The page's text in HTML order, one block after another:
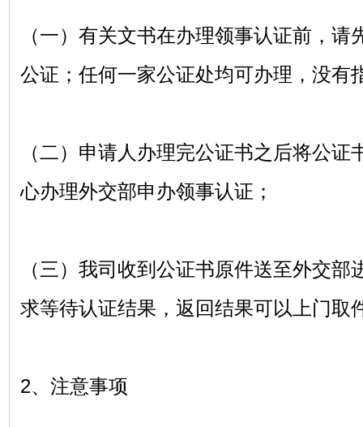
（一）有关文书在办理领事认证前，
公证；任何一家公证处均可办理，
（二）申请人办理完公证书之后将公
心办理外交部申办领事认证；
（三）我司收到公证书原件送至外交
求等待认证结果，返回结果可以上门取
2、注意事项